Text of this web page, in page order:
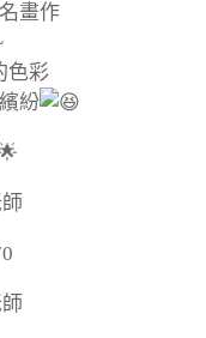
畫作
色彩
紛